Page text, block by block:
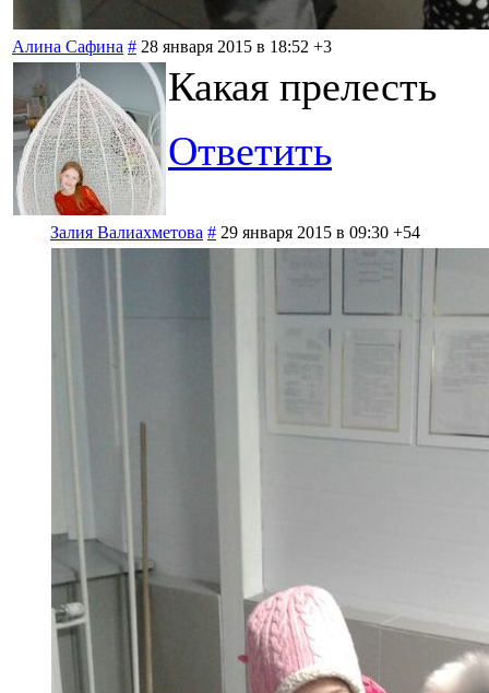
Алина Сафина # 28 января 2015 в 18:52 +3
Какая прелесть
Ответить
Залия Валиахметова # 29 января 2015 в 09:30 +54